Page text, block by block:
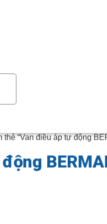
“Van điều áp tự động